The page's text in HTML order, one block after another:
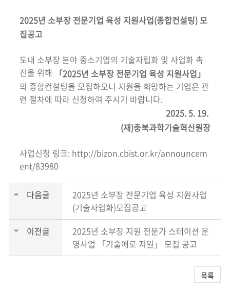
2025년 소부장 전문기업 육성 지원사업(종합컨설팅) 모
집공고
도내 소부장 분야 중소기업의 기술자립화 및 사업화 촉
진을 위해
「2025년 소부장 전문기업 육성 지원사업」
의 종합컨설팅을 모집하오니 지원을 희망하는 기업은 관
련 절차에 따라 신청하여 주시기 바랍니다.
2025. 5. 19.
(재)충북과학기술혁신원장
사업신청 링크: http://bizon.cbist.or.kr/announcem
ent/83980
다음글
2025년 소부장 전문기업 육성 지원사업
(기술사업화)모집공고
이전글
2025년 소부장 지원 전문가 스테이션 운
영사업 「기술애로 지원」 모집 공고
목록